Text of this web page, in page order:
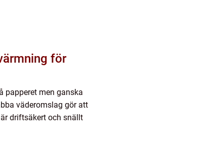
papperet men ganska
väderomslag gör att
driftsäkert och snällt